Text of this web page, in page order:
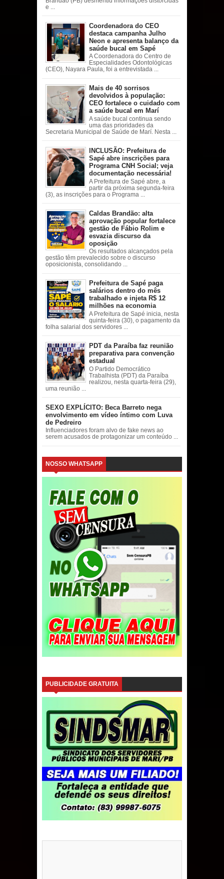
e ...
Coordenadora do CEO
destaca campanha Julho
Neon e apresenta balanço da
saúde bucal em Sapé
A Coordenadora do Centro de
Especialidades Odontológicas
(CEO), Nayara Paula, foi a entrevistada ...
Mais de 40 sorrisos
devolvidos à população:
CEO fortalece o cuidado com
a saúde bucal em Marí
A saúde bucal continua sendo
uma das prioridades da
Secretaria Municipal de Saúde de Marí. Nesta ...
INCLUSÃO: Prefeitura de
Sapé abre inscrições para
Programa CNH Social; veja
documentação necessária!
A Prefeitura de Sapé abre, a
partir da próxima segunda-feira
(3), as inscrições para o Programa ...
Caldas Brandão: alta
aprovação popular fortalece
gestão de Fábio Rolim e
esvazia discurso da
oposição
Os resultados alcançados pela
gestão têm prevalecido sobre o discurso
oposicionista, consolidando ...
Prefeitura de Sapé paga
salários dentro do mês
trabalhado e injeta R$ 12
milhões na economia
A Prefeitura de Sapé inicia, nesta
quinta-feira (30), o pagamento da
folha salarial dos servidores ...
PDT da Paraíba faz reunião
preparativa para convenção
estadual
O Partido Democrático
Trabalhista (PDT) da Paraíba
realizou, nesta quarta-feira (29),
uma reunião ...
SEXO EXPLÍCITO: Beca Barreto nega
envolvimento em vídeo íntimo com Luva
de Pedreiro
Influenciadores foram alvo de fake news ao
serem acusados de protagonizar um conteúdo ...
NOSSO WHATSAPP
PUBLICIDADE GRATUITA